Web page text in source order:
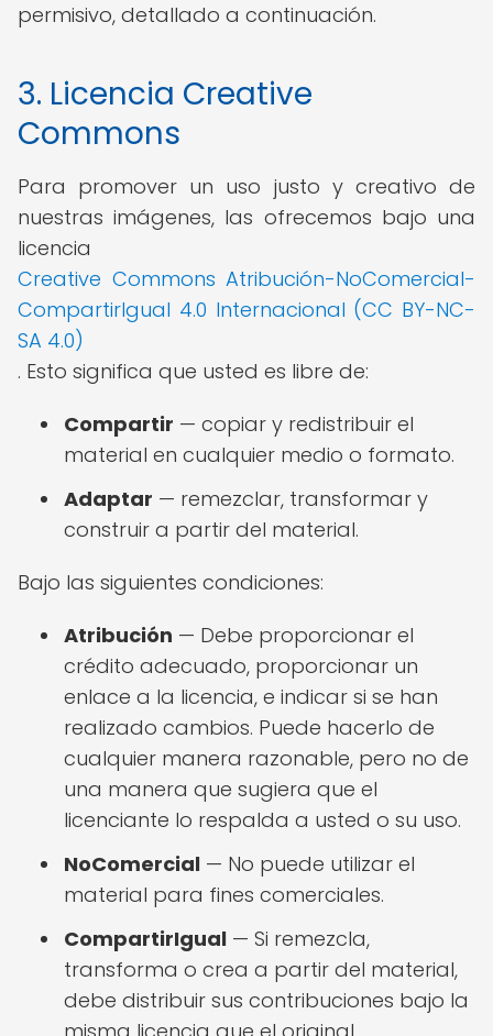
permisivo, detallado a continuación.
3. Licencia Creative
Commons
Para promover un uso justo y creativo de
nuestras imágenes, las ofrecemos bajo una
licencia
Creative Commons Atribución-NoComercial-
CompartirIgual 4.0 Internacional (CC BY-NC-
SA 4.0)
. Esto significa que usted es libre de:
Compartir — copiar y redistribuir el
material en cualquier medio o formato.
Adaptar — remezclar, transformar y
construir a partir del material.
Bajo las siguientes condiciones:
Atribución — Debe proporcionar el
crédito adecuado, proporcionar un
enlace a la licencia, e indicar si se han
realizado cambios. Puede hacerlo de
cualquier manera razonable, pero no de
una manera que sugiera que el
licenciante lo respalda a usted o su uso.
NoComercial — No puede utilizar el
material para fines comerciales.
CompartirIgual — Si remezcla,
transforma o crea a partir del material,
debe distribuir sus contribuciones bajo la